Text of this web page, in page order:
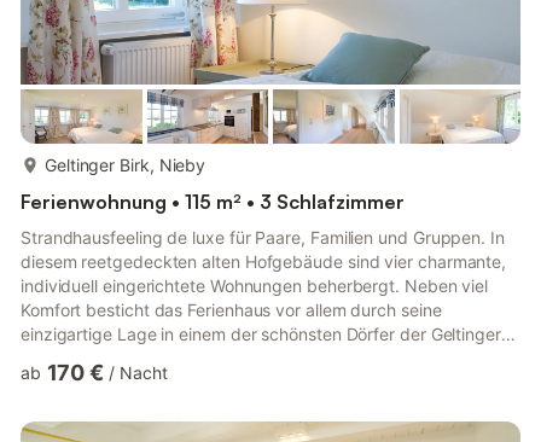
Geltinger Birk, Nieby
Ferienwohnung • 115 m² • 3 Schlafzimmer
Strandhausfeeling de luxe für Paare, Familien und Gruppen. In
diesem reetgedeckten alten Hofgebäude sind vier charmante,
individuell eingerichtete Wohnungen beherbergt. Neben viel
Komfort besticht das Ferienhaus vor allem durch seine
einzigartige Lage in einem der schönsten Dörfer der Geltinger
vom Strandhaus aus nur einen Steinwurf entfernt, denn hinter
sind es nur noch Deich und Weiden, die einen vom Meer
ab 170 € / Nacht